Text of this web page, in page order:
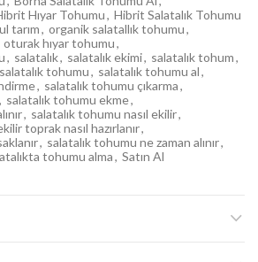
Hıyar Tohumu, Hibrit Salatalık Tohumu
tarım, organik salatallık tohumu,
oturak hıyar tohumu,
, salatalık, salatalık ekimi, salatalık tohum,
salatalık tohumu, salatalık tohumu al,
, salatalık tohumu çıkarma,
, salatalık tohumu ekme,
, salatalık tohumu nasıl ekilir,
toprak nasıl hazırlanır,
, salatalık tohumu ne zaman alınır,
tohumu alma, Satın Al